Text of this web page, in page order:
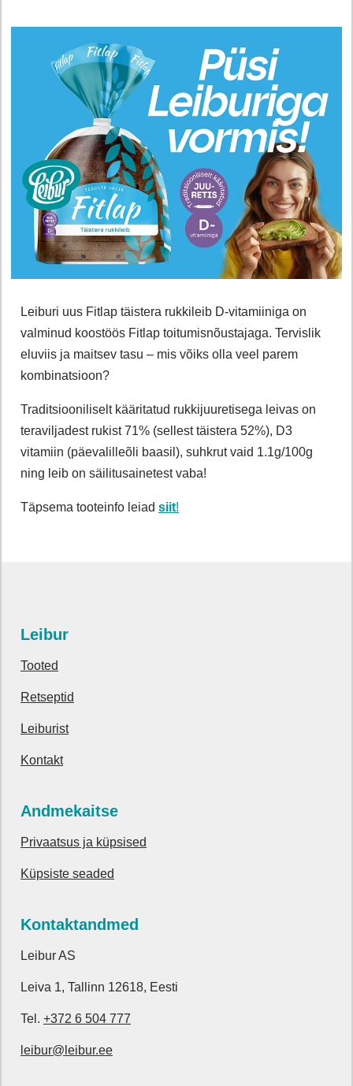
Leiburi uus Fitlap täistera rukkileib D-vitamiiniga on
valminud koostöös Fitlap toitumisnõustajaga. Tervislik
eluviis ja maitsev tasu – mis võiks olla veel parem
kombinatsioon?
Traditsiooniliselt kääritatud rukkijuuretisega leivas on
teraviljadest rukist 71% (sellest täistera 52%), D3
vitamiin (päevalilleõli baasil), suhkrut vaid 1.1g/100g
ning leib on säilitusainetest vaba!
Täpsema tooteinfo leiad siit!
Leibur
Tooted
Retseptid
Leiburist
Kontakt
Andmekaitse
Privaatsus ja küpsised
Küpsiste seaded
Kontaktandmed
Leibur AS
Leiva 1, Tallinn 12618, Eesti
Tel. +372 6 504 777
leibur@leibur.ee